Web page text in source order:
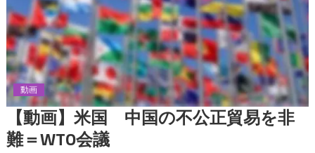
動画
【動画】米国 中国の不公正貿易を非
難＝WTO会議